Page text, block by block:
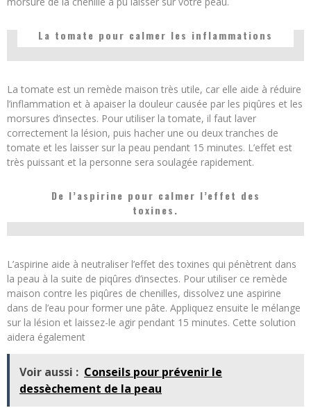
La tomate pour calmer les inflammations
La tomate est un remède maison très utile, car elle aide à réduire
l’inflammation et à apaiser la douleur causée par les piqûres et les
morsures d’insectes. Pour utiliser la tomate, il faut laver
correctement la lésion, puis hacher une ou deux tranches de
tomate et les laisser sur la peau pendant 15 minutes. L’effet est
très puissant et la personne sera soulagée rapidement.
De l’aspirine pour calmer l’effet des
toxines.
L’aspirine aide à neutraliser l’effet des toxines qui pénètrent dans
la peau à la suite de piqûres d’insectes. Pour utiliser ce remède
maison contre les piqûres de chenilles, dissolvez une aspirine
dans de l’eau pour former une pâte. Appliquez ensuite le mélange
sur la lésion et laissez-le agir pendant 15 minutes. Cette solution
aidera également
Voir aussi : Conseils pour prévenir le
dessèchement de la peau